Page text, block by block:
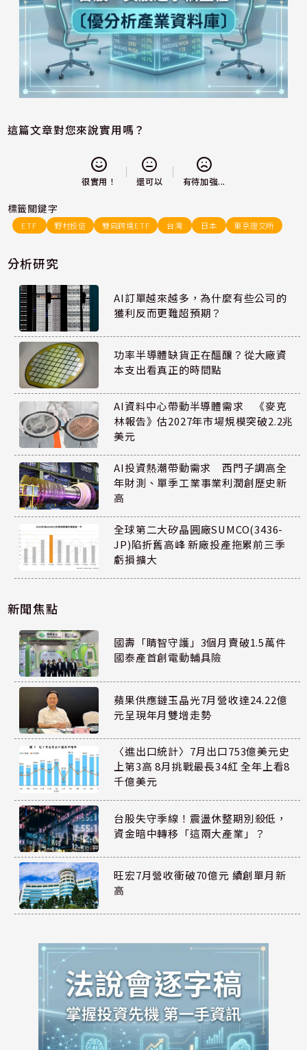
這篇文章對您來說實用嗎？
很實用！ 還可以 有待加強...
標籤關鍵字
ETF 野村投信 雙向跨境ETF 台灣 日本 東京證交所
分析研究
AI訂單越來越多，為什麼有些公司的
獲利反而更難超預期？
功率半導體缺貨正在醞釀？從大廠資
本支出看真正的時間點
AI資料中心帶動半導體需求 《麥克
林報告》估2027年市場規模突破2.2兆
美元
AI投資熱潮帶動需求 西門子調高全
年財測、單季工業事業利潤創歷史新
高
全球第二大矽晶圓廠SUMCO(3436-
JP)陷折舊高峰 新廠投產拖累前三季
虧損擴大
新聞焦點
國壽「睛智守護」3個月賣破1.5萬件
國泰產首創電動輔具險
蘋果供應鏈玉晶光7月營收達24.22億
元呈現年月雙增走勢
〈進出口統計〉7月出口753億美元史
上第3高 8月挑戰最長34紅 全年上看8
千億美元
台股失守季線！震盪休整期別殺低，
資金暗中轉移「這兩大產業」？
旺宏7月營收衝破70億元 續創單月新
高